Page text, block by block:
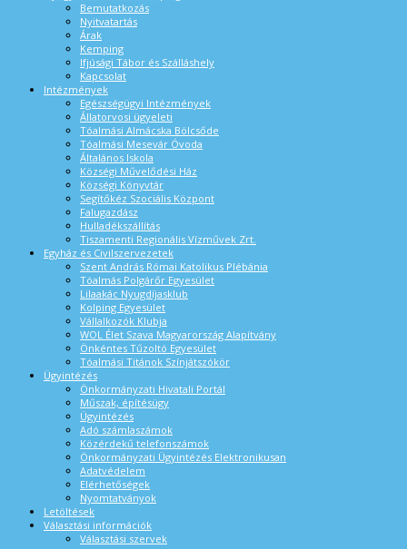
Bemutatkozás
Nyitvatartás
Árak
Kemping
Ifjúsági Tábor és Szálláshely
Kapcsolat
Intézmények
Egészségügyi Intézmények
Állatorvosi ügyeleti
Tóalmási Almácska Bölcsőde
Tóalmási Mesevár Óvoda
Általános Iskola
Községi Művelődési Ház
Községi Könyvtár
Segítőkéz Szociális Központ
Falugazdász
Hulladékszállítás
Tiszamenti Regionális Vízművek Zrt.
Egyház és Civilszervezetek
Szent András Római Katolikus Plébánia
Tóalmás Polgárőr Egyesület
Lilaakác Nyugdíjasklub
Kolping Egyesület
Vállalkozók Klubja
WOL Élet Szava Magyarország Alapítvány
Önkéntes Tűzoltó Egyesület
Tóalmási Titánok Színjátszókör
Ügyintézés
Önkormányzati Hivatali Portál
Műszak, építésügy
Ügyintézés
Adó számlaszámok
Közérdekű telefonszámok
Önkormányzati Ügyintézés Elektronikusan
Adatvédelem
Elérhetőségek
Nyomtatványok
Letöltések
Választási információk
Választási szervek